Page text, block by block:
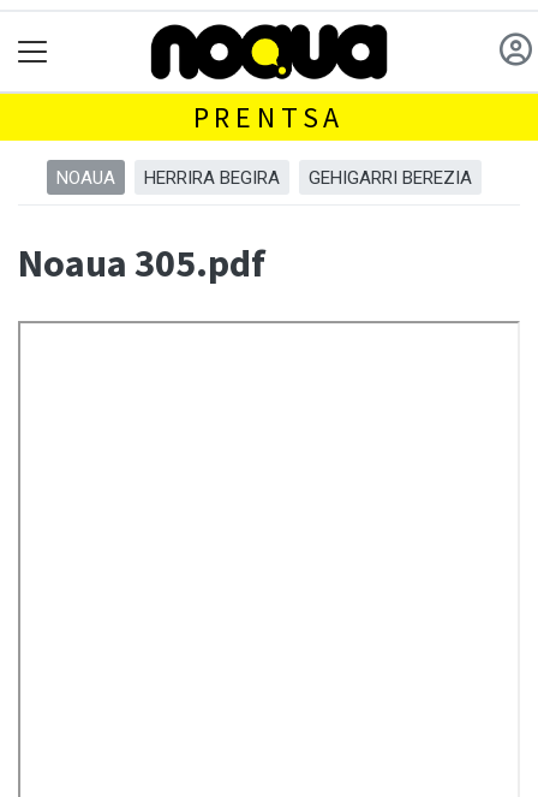
PRENTSA
NOAUA HERRIRA BEGIRA GEHIGARRI BEREZIA
Noaua 305.pdf